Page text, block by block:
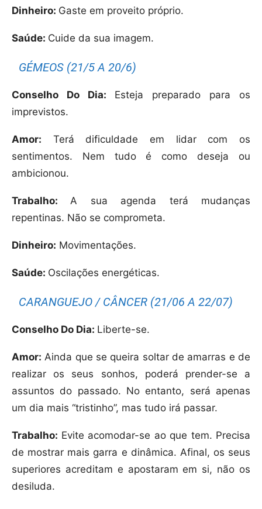
Dinheiro: Gaste em proveito próprio.
Saúde: Cuide da sua imagem.
GÉMEOS (21/5 A 20/6)
Conselho Do Dia: Esteja preparado para os
imprevistos.
Amor: Terá dificuldade em lidar com os
sentimentos. Nem tudo é como deseja ou
ambicionou.
Trabalho:A sua agenda terá mudanças
repentinas. Não se comprometa.
Dinheiro: Movimentações.
Saúde: Oscilações energéticas.
CARANGUEJO / CÂNCER (21/06 A 22/07)
Conselho Do Dia: Liberte-se.
Amor: Ainda que se queira soltar de amarras e de
realizar os seus sonhos, poderá prender-se a
assuntos do passado. No entanto, será apenas
um dia mais “tristinho”, mas tudo irá passar.
Trabalho: Evite acomodar-se ao que tem. Precisa
de mostrar mais garra e dinâmica. Afinal, os seus
superiores acreditam e apostaram em si, não os
desiluda.